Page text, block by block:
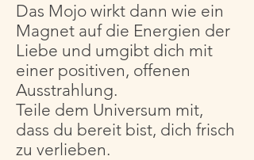
Das Mojo wirkt dann wie ein
Magnet auf die Energien der
Liebe und umgibt dich mit
einer positiven, offenen
Ausstrahlung.
Teile dem Universum mit,
dass du bereit bist, dich frisch
zu verlieben.